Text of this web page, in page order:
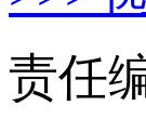
责任